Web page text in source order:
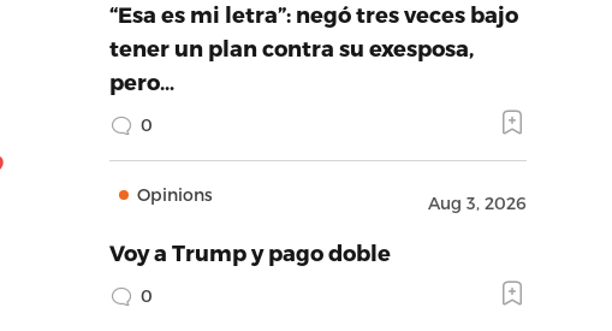
“Esa es mi letra”: negó tres veces bajo
tener un plan contra su exesposa,
pero…
0
Opinions Aug 3, 2026
Voy a Trump y pago doble
0